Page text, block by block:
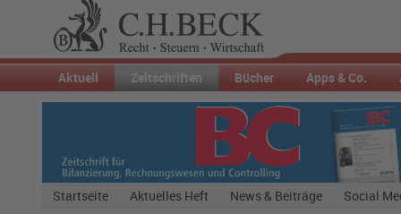
Aktuell Zeitschriften Bücher Apps & Co.
Startseite Aktuelles Heft News & Beiträge Social